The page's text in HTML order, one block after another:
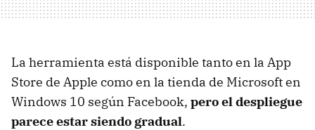
La herramienta está disponible tanto en la App
Store de Apple como en la tienda de Microsoft en
Windows 10 según Facebook, pero el despliegue
parece estar siendo gradual.